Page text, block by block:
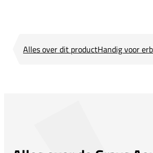
Alles over dit productHandig voor